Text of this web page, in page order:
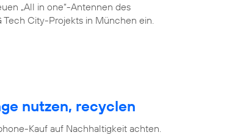
„All in one“-Antennen des
Tech City-Projekts in München ein.
nutzen, recyclen
Kauf auf Nachhaltigkeit achten.